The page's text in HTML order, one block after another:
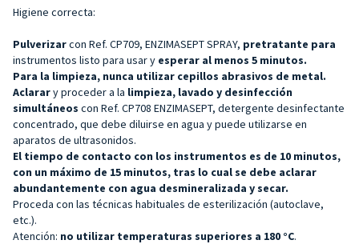
Higiene correcta:
Pulverizarcon Ref. CP709, ENZIMASEPT SPRAY, pretratante para
instrumentos listo para usar y esperar al menos 5 minutos.
Para la limpieza, nunca utilizar cepillos abrasivos de metal.
Aclarary proceder a la limpieza, lavado y desinfección
simultáneos con Ref. CP708 ENZIMASEPT, detergente desinfectante
concentrado, que debe diluirse en agua y puede utilizarse en
aparatos de ultrasonidos.
El tiempo de contacto con los instrumentos es de 10 minutos,
con un máximo de 15 minutos, tras lo cual se debe aclarar
abundantemente con agua desmineralizada y secar.
Proceda con las técnicas habituales de esterilización (autoclave,
etc.).
Atención: no utilizar temperaturas superiores a 180 °C.